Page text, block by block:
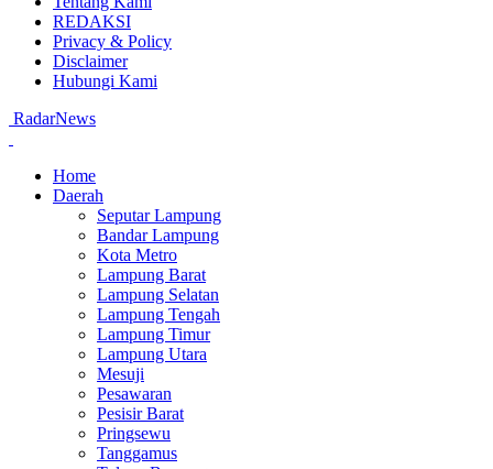
REDAKSI
Privacy & Policy
Disclaimer
Hubungi Kami
RadarNews
Home
Daerah
Seputar Lampung
Bandar Lampung
Kota Metro
Lampung Barat
Lampung Selatan
Lampung Tengah
Lampung Timur
Lampung Utara
Mesuji
Pesawaran
Pesisir Barat
Pringsewu
Tanggamus